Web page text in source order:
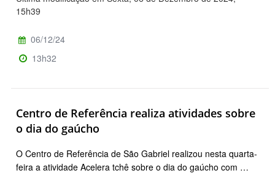
15h39
06/12/24
13h32
Centro de Referência realiza atividades sobre
o dia do gaúcho
O Centro de Referência de São Gabriel realizou nesta quarta-
feira a atividade Acelera tchê sobre o dia do gaúcho com …